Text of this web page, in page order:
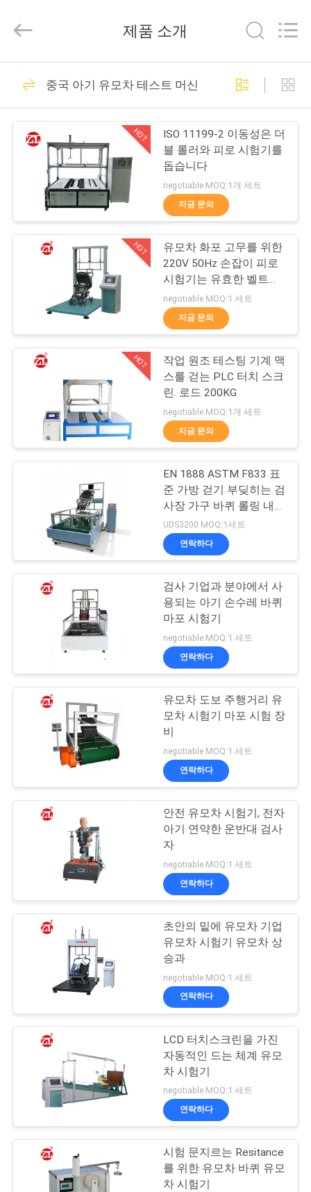
제
영
리
여
행
관
락
뉴
용
구
Dongguan
Zhongli
Co.,
고무 시험기
268
경화 프레스 기계
43
2 롤 밀
70
유니버셜 테스팅 기
계
밴버리 혼합기
32
장력 시험기
33
금속 탐지기 기계
환경 테스트 챔버
제품 소개
중국 아기 유모차 테스트 머신
HOT
ISO 11199-2 이동성은 더
블 롤러와 피로 시험기를
돕습니다
negotiable MOQ:1개 세트
지금 문의
HOT
유모차 화포 고무를 위한
220V 50Hz 손잡이 피로
시험기는 유효한 벨트를
운반합니다
negotiable MOQ:1 세트
지금 문의
HOT
작업 원조 테스팅 기계 맥
스를 걷는 PLC 터치 스크
린. 로드 200KG
negotiable MOQ:1개 세트
지금 문의
EN 1888 ASTM F833 표
준 가방 걷기 부딪히는 검
사장 가구 바퀴 롤링 내구
성 테스트 장비
UDS3200 MOQ:1세트
연락하다
검사 기업과 분야에서 사
용되는 아기 손수레 바퀴
마포 시험기
negotiable MOQ:1 세트
연락하다
유모차 도보 주행거리 유
모차 시험기 마포 시험 장
비
negotiable MOQ:1 세트
연락하다
안전 유모차 시험기, 전자
아기 연약한 운반대 검사
자
negotiable MOQ:1 세트
연락하다
초안의 밑에 유모차 기업
유모차 시험기 유모차 상
승과
negotiable MOQ:1 세트
연락하다
LCD 터치스크린을 가진
자동적인 드는 체계 유모
차 시험기
negotiable MOQ:1 세트
연락하다
시험 문지르는 Resitance
를 위한 유모차 바퀴 유모
차 시험기